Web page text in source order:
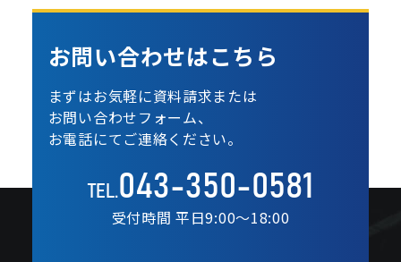
お問い合わせはこちら
まずはお気軽に資料請求または
お問い合わせフォーム、
お電話にてご連絡ください。
TEL.043-350-0581
受付時間 平日9:00〜18:00